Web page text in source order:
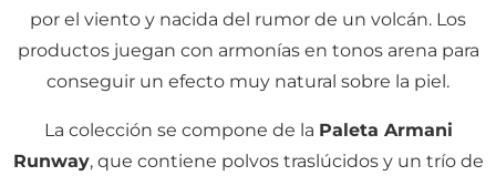
por el viento y nacida del rumor de un volcán. Los
productos juegan con armonías en tonos arena para
conseguir un efecto muy natural sobre la piel.
La colección se compone de la Paleta Armani
Runway, que contiene polvos traslúcidos y un trío de